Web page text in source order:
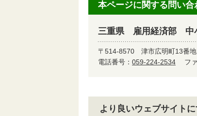
本ページに関する問い合
三重県 雇用経済部 中
〒514-8570 津市広明町13番地
電話番号： 059-224-2534 フ
より良いウェブサイト